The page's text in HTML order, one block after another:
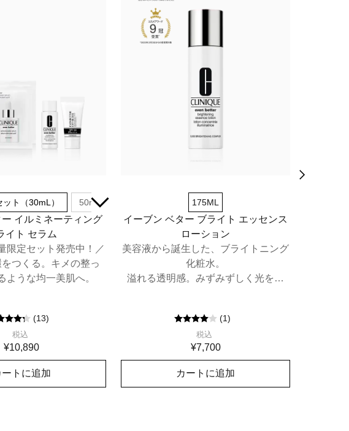
ト（30mL） 50mL 数量限定セット（50mL）
イルミネーティング
イト セラム
限定セット発売中！／
つくる。キメの整っ
ような均一美肌へ。
(13)
税込
¥10,890
ートに追加
175ML
イーブン ベター ブライト エッセンス
ローション
美容液から誕生した、ブライトニング
化粧水。
溢れる透明感。みずみずしく光を放
(1)
税込
¥7,700
カートに追加